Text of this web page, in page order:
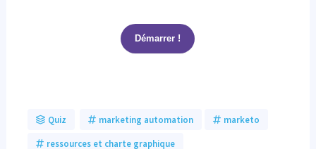
Démarrer !
Quiz marketing automation marketo
ressources et charte graphique